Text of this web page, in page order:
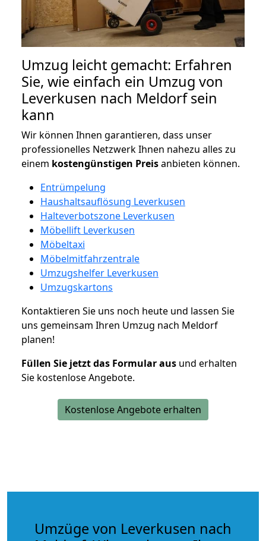
Umzug leicht gemacht: Erfahren
Sie, wie einfach ein Umzug von
Leverkusen nach Meldorf sein
kann
Wir können Ihnen garantieren, dass unser
professionelles Netzwerk Ihnen nahezu alles zu
einem kostengünstigen Preisanbieten können.
Entrümpelung
Haushaltsauflösung Leverkusen
Halteverbotszone Leverkusen
Möbellift Leverkusen
Möbeltaxi
Möbelmitfahrzentrale
Umzugshelfer Leverkusen
Umzugskartons
Kontaktieren Sie uns noch heute und lassen Sie
uns gemeinsam Ihren Umzug nach Meldorf
planen!
Füllen Sie jetzt das Formular aus und erhalten
Sie kostenlose Angebote.
Kostenlose Angebote erhalten
Umzüge von Leverkusen nach